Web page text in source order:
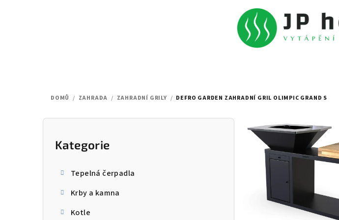
DOMŮ / ZAHRADA / ZAHRADNÍ GRILY / DEFRO GARDEN ZAHRADNÍ GRIL OLIMPIC GRAND S
P
Přeskočit
kategorie
Kategorie
Tepelná čerpadla
Krby a kamna
Kotle